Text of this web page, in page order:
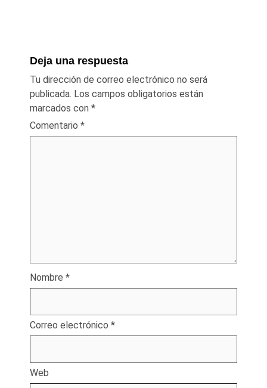
Deja una respuesta
Tu dirección de correo electrónico no será
publicada. Los campos obligatorios están
marcados con *
Comentario *
Nombre *
Correo electrónico *
Web